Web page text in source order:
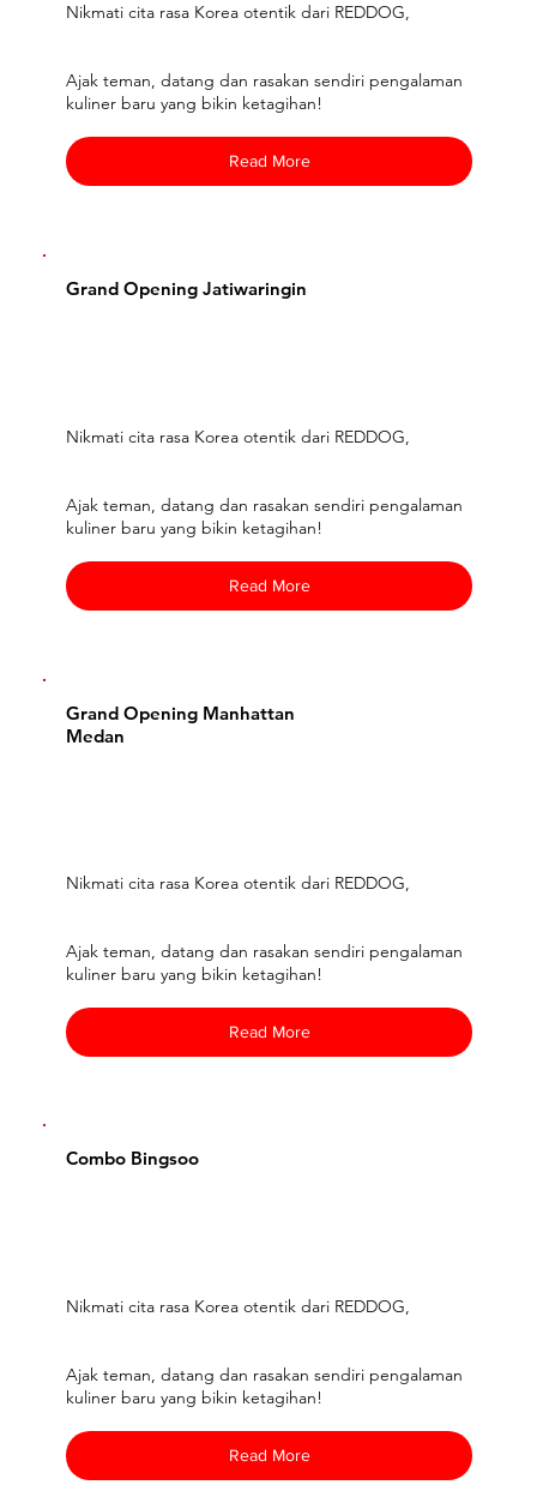
Nikmati cita rasa Korea otentik dari REDDOG,
Ajak teman, datang dan rasakan sendiri pengalaman
kuliner baru yang bikin ketagihan!
Read More
Grand Opening Jatiwaringin
Nikmati cita rasa Korea otentik dari REDDOG,
Ajak teman, datang dan rasakan sendiri pengalaman
kuliner baru yang bikin ketagihan!
Read More
Grand Opening Manhattan
Medan
Nikmati cita rasa Korea otentik dari REDDOG,
Ajak teman, datang dan rasakan sendiri pengalaman
kuliner baru yang bikin ketagihan!
Read More
Combo Bingsoo
Nikmati cita rasa Korea otentik dari REDDOG,
Ajak teman, datang dan rasakan sendiri pengalaman
kuliner baru yang bikin ketagihan!
Read More